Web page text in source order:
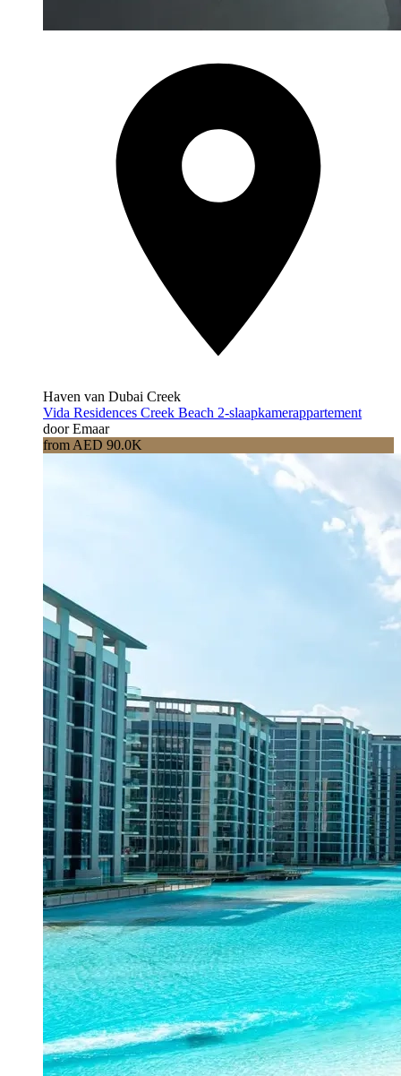
Haven van Dubai Creek
Vida Residences Creek Beach 2-slaapkamerappartement
door Emaar
from AED 90.0K